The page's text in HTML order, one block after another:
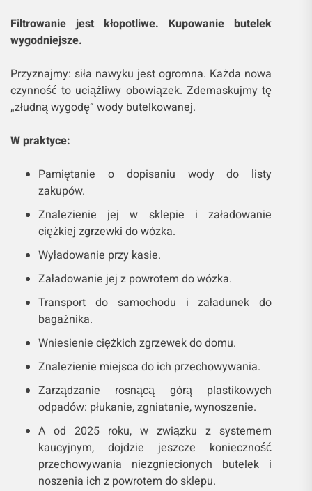
Filtrowanie jest kłopotliwe. Kupowanie butelek
wygodniejsze.
Przyznajmy: siła nawyku jest ogromna. Każda nowa
czynność to uciążliwy obowiązek. Zdemaskujmy tę
„złudną wygodę” wody butelkowanej.
W praktyce:
Pamiętanie o dopisaniu wody do listy
zakupów.
Znalezienie jej w sklepie i załadowanie
ciężkiej zgrzewki do wózka.
Wyładowanie przy kasie.
Załadowanie jej z powrotem do wózka.
Transport do samochodu i załadunek do
bagażnika.
Wniesienie ciężkich zgrzewek do domu.
Znalezienie miejsca do ich przechowywania.
Zarządzanie rosnącą górą plastikowych
odpadów: płukanie, zgniatanie, wynoszenie.
A od 2025 roku, w związku z systemem
kaucyjnym, dojdzie jeszcze konieczność
przechowywania niezgniecionych butelek i
noszenia ich z powrotem do sklepu.